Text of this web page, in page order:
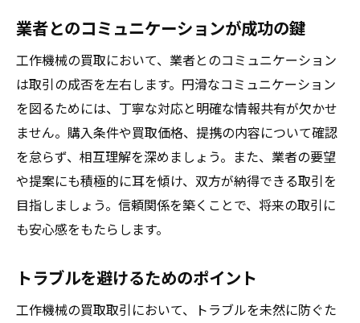
業者とのコミュニケーションが成功の鍵
工作機械の買取において、業者とのコミュニケーション
は取引の成否を左右します。円滑なコミュニケーション
を図るためには、丁寧な対応と明確な情報共有が欠かせ
ません。購入条件や買取価格、提携の内容について確認
を怠らず、相互理解を深めましょう。また、業者の要望
や提案にも積極的に耳を傾け、双方が納得できる取引を
目指しましょう。信頼関係を築くことで、将来の取引に
も安心感をもたらします。
トラブルを避けるためのポイント
工作機械の買取取引において、トラブルを未然に防ぐた